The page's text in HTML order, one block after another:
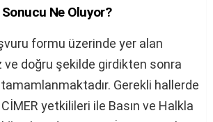
Ne Oluyor?
formu üzerinde yer alan
ve doğru şekilde girdikten sonra
Gerekli hallerde
yetkilileri ile Basın ve Halkla